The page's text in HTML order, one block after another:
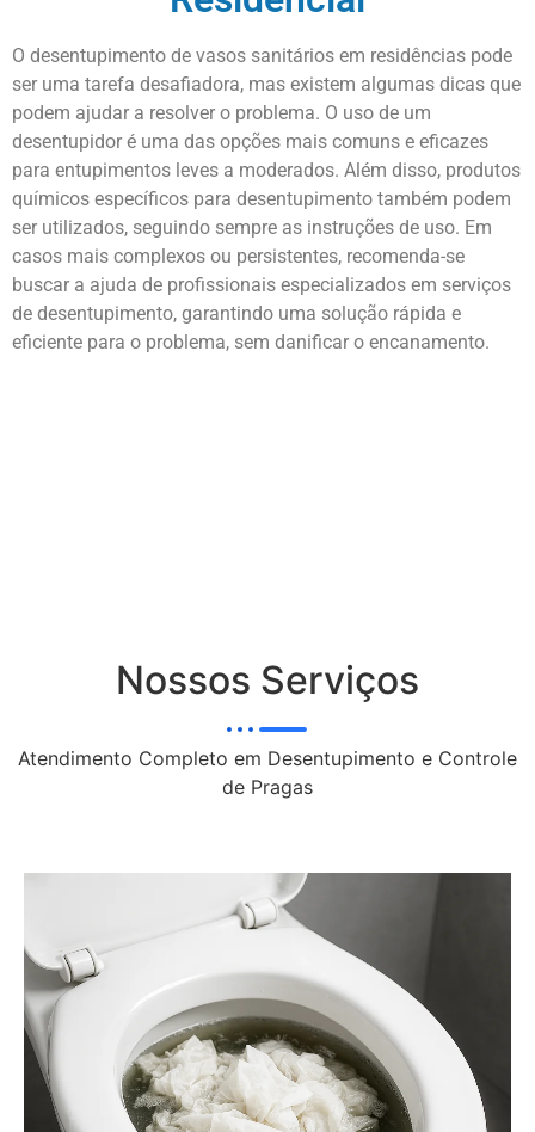
O desentupimento de vasos sanitários em residências pode
ser uma tarefa desafiadora, mas existem algumas dicas que
podem ajudar a resolver o problema. O uso de um
desentupidor é uma das opções mais comuns e eficazes
para entupimentos leves a moderados. Além disso, produtos
químicos específicos para desentupimento também podem
ser utilizados, seguindo sempre as instruções de uso. Em
casos mais complexos ou persistentes, recomenda-se
buscar a ajuda de profissionais especializados em serviços
de desentupimento, garantindo uma solução rápida e
eficiente para o problema, sem danificar o encanamento.
Nossos Serviços
Atendimento Completo em Desentupimento e Controle
de Pragas